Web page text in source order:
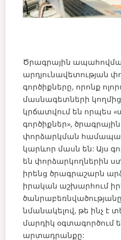
Ծրագրային
արդյունավետության
գործիքները, որոնք
մասնագետների
կրճատվում են որպես
գործիքներ»,
փորձարկման
կարևոր մասն են: Այս
են փորձարկողներին
իրենց ծրագրաշարն
իրական աշխարհում
նմանակելով, թե ինչ է
մարդիկ օգտագործում
արտադրանքը: